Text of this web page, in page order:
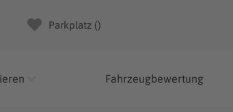
Parkplatz ()
Fahrzeugbewertung